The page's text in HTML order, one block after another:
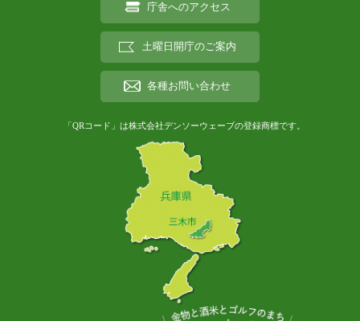
庁舎へのアクセス
土曜日開庁のご案内
各種お問い合わせ
「QRコード」は株式会社デンソーウェーブの登録商標です。